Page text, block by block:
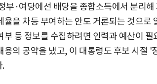
부·여당에선 배당을 종합소득에서 분리
율을 차등 부여하는 안도 거론되는 것으로
부 등 정보를 수집하려면 인력과 예산이
용의 공약을 냈고, 이 대통령도 후보 시절
.